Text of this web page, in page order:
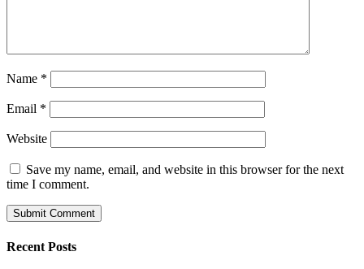
Name *
Email *
Website
Save my name, email, and website in this browser for the next
time I comment.
Recent Posts